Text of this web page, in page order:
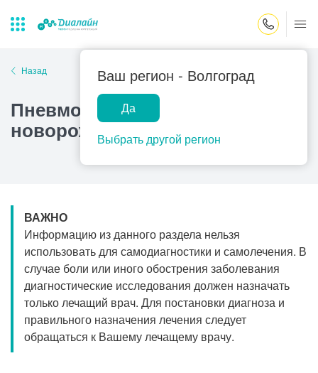
Ваш регион - Волгоград
Да
Выбрать другой регион
Лаборатории
Центр помощи
на дому
Закрыть поиск
Популярные запросы
Прием гинеколога
Прием гастроэнтеролога
Прием офтальмолога
Прием уролога
Прием хирурга
Прием кардиолога
Назад
Пневмоторакс у
новорожденных
ВАЖНО
Информацию из данного раздела нельзя
использовать для самодиагностики и самолечения. В
случае боли или иного обострения заболевания
диагностические исследования должен назначать
только лечащий врач. Для постановки диагноза и
правильного назначения лечения следует
обращаться к Вашему лечащему врачу.